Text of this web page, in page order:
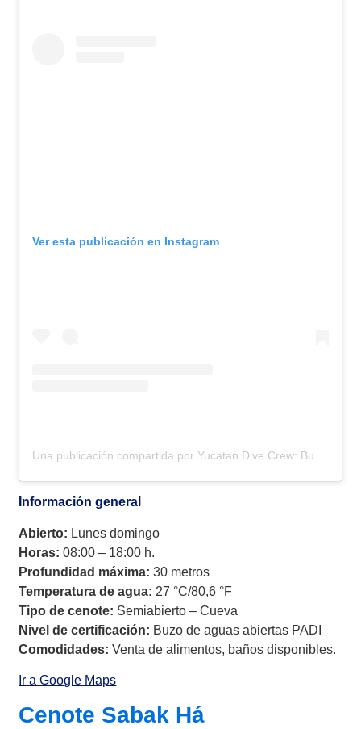
Ver esta publicación en Instagram
Información general
Abierto: Lunes domingo
Horas: 08:00 – 18:00 h.
Profundidad máxima: 30 metros
Temperatura de agua: 27 °C/80,6 °F
Tipo de cenote: Semiabierto – Cueva
Nivel de certificación: Buzo de aguas abiertas PADI
Comodidades: Venta de alimentos, baños disponibles.
Ir a Google Maps
Cenote Sabak Há